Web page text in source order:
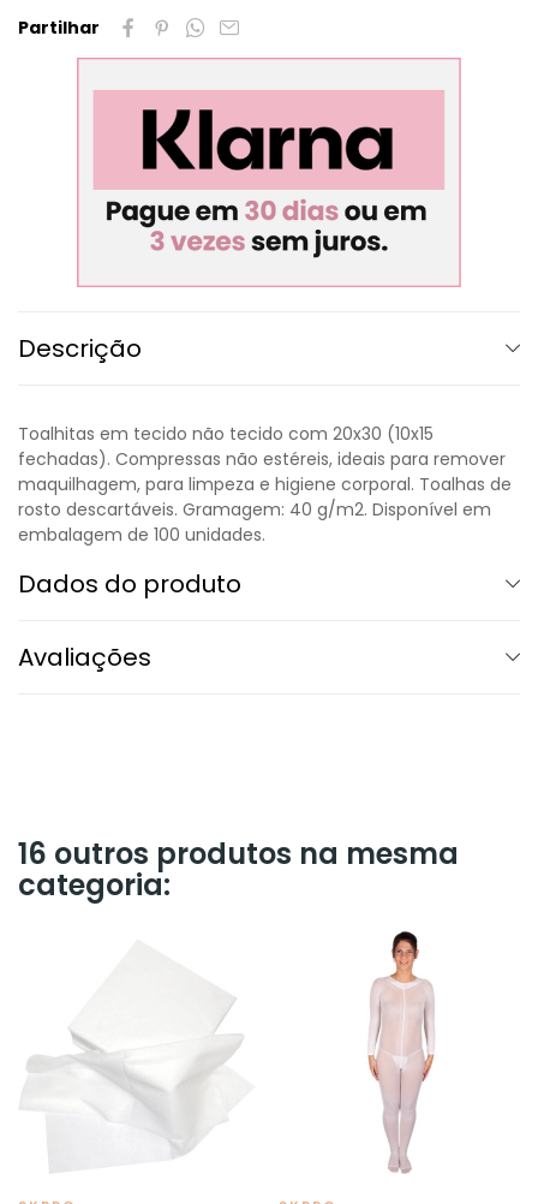
Partilhar
Descrição
Toalhitas em tecido não tecido com 20x30 (10x15
fechadas). Compressas não estéreis, ideais para remover
maquilhagem, para limpeza e higiene corporal. Toalhas de
rosto descartáveis. Gramagem: 40 g/m2. Disponível em
embalagem de 100 unidades.
Dados do produto
Avaliações
16 outros produtos na mesma
categoria: